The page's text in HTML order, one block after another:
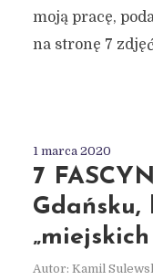
moją pracę,
na stronę 7
1 marca 2020
7
Gdańsku,
Autor: Kamil